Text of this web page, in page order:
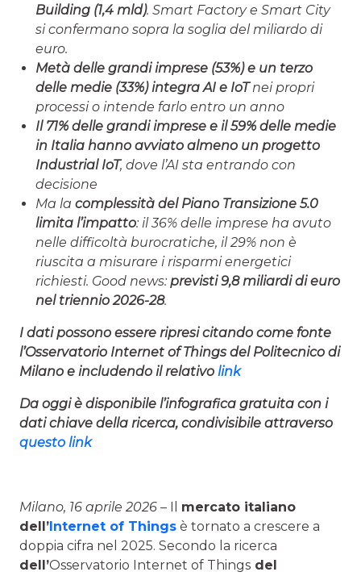
Building (1,4 mld). Smart Factory e Smart City
si confermano sopra la soglia del miliardo di
euro.
Metà delle grandi imprese (53%) e un terzo
delle medie (33%) integra AI e IoTnei propri
processi o intende farlo entro un anno
Il 71% delle grandi imprese e il 59% delle medie
in Italia hanno avviato almeno un progetto
Industrial IoT, dove l’AI sta entrando con
decisione
Ma la complessità del Piano Transizione 5.0
limita l’impatto: il 36% delle imprese ha avuto
nelle difficoltà burocratiche, il 29% non è
riuscita a misurare i risparmi energetici
richiesti. Good news: previsti 9,8 miliardi di euro
nel triennio 2026-28.
I dati possono essere ripresi citando come fonte
l’Osservatorio Internet of Things del Politecnico di
Milano e includendo il relativo link
Da oggi è disponibile l’infografica gratuita con i
dati chiave della ricerca, condivisibile attraverso
questo link
Milano, 16 aprile 2026 – Il mercato italiano
dell’ Internet of Things è tornato a crescere a
doppia cifra nel 2025. Secondo la ricerca
dell’Osservatorio Internet of Things del